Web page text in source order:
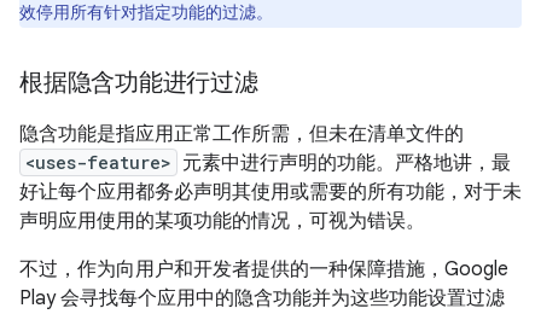
效停用所有针对指定功能的过滤。
根据隐含功能进行过滤
隐含功能是指应用正常工作所需，但未在清单文件的
<uses-feature> 元素中进行声明的功能。 严格地讲，最
好让每个应用都务必声明其使用或需要的所有功能，对于未
声明应用使用的某项功能的情况，可视为错误。
不过，作为向用户和开发者提供的一种保障措施，Google
Play 会寻找每个应用中的隐含功能并为这些功能设置过滤